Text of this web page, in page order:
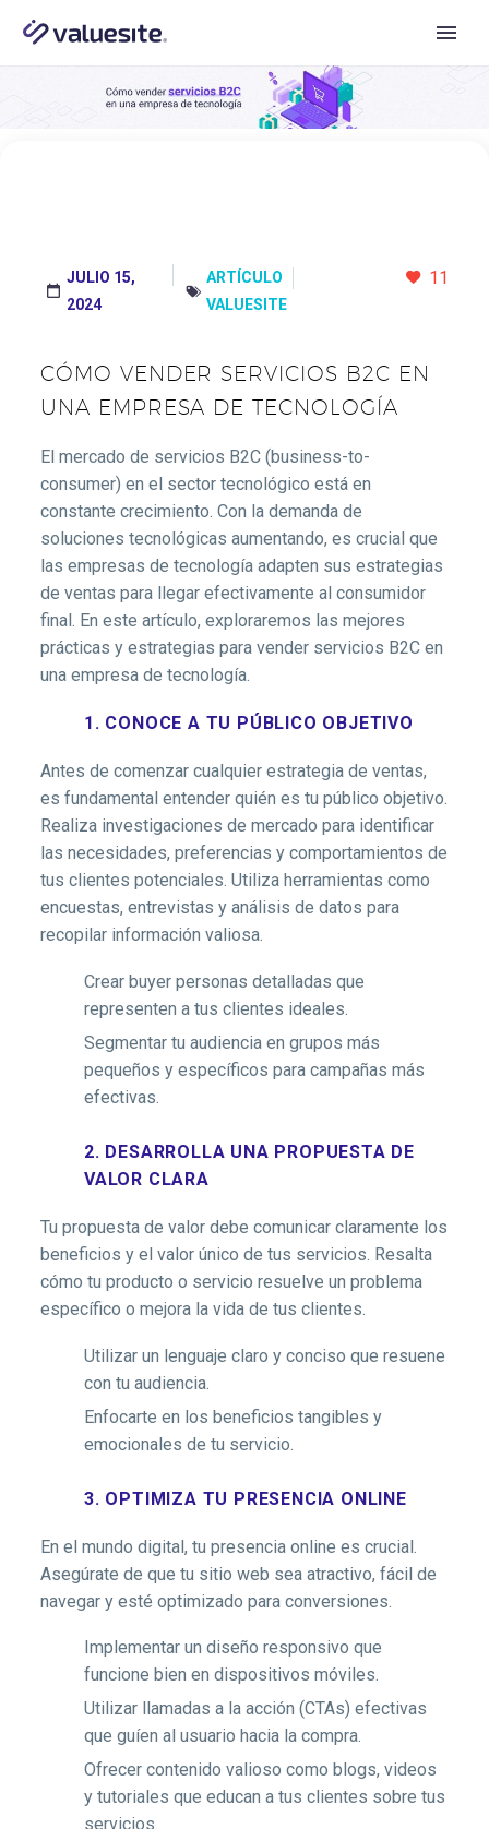
11


JULIO 15,
2024


ARTÍCULO
VALUESITE
CÓMO VENDER SERVICIOS B2C EN
UNA EMPRESA DE TECNOLOGÍA
El mercado de servicios B2C (business-to-
consumer) en el sector tecnológico está en
constante crecimiento. Con la demanda de
soluciones tecnológicas aumentando, es crucial que
las empresas de tecnología adapten sus estrategias
de ventas para llegar efectivamente al consumidor
final. En este artículo, exploraremos las mejores
prácticas y estrategias para vender servicios B2C en
una empresa de tecnología.
1. CONOCE A TU PÚBLICO OBJETIVO
Antes de comenzar cualquier estrategia de ventas,
es fundamental entender quién es tu público objetivo.
Realiza investigaciones de mercado para identificar
las necesidades, preferencias y comportamientos de
tus clientes potenciales. Utiliza herramientas como
encuestas, entrevistas y análisis de datos para
recopilar información valiosa.
Crear buyer personas detalladas que
representen a tus clientes ideales.
Segmentar tu audiencia en grupos más
pequeños y específicos para campañas más
efectivas.
2. DESARROLLA UNA PROPUESTA DE
VALOR CLARA
Tu propuesta de valor debe comunicar claramente los
beneficios y el valor único de tus servicios. Resalta
cómo tu producto o servicio resuelve un problema
específico o mejora la vida de tus clientes.
Utilizar un lenguaje claro y conciso que resuene
con tu audiencia.
Enfocarte en los beneficios tangibles y
emocionales de tu servicio.
3. OPTIMIZA TU PRESENCIA ONLINE
En el mundo digital, tu presencia online es crucial.
Asegúrate de que tu sitio web sea atractivo, fácil de
navegar y esté optimizado para conversiones.
Implementar un diseño responsivo que
funcione bien en dispositivos móviles.
Utilizar llamadas a la acción (CTAs) efectivas
que guíen al usuario hacia la compra.
Ofrecer contenido valioso como blogs, videos
y tutoriales que educan a tus clientes sobre tus
servicios.